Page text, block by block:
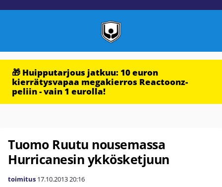
🎁 Huipputarjous jatkuu: 10 euron
kierrätysvapaa megakierros Reactoonz-
peliin - vain 1 eurolla!
Tuomo Ruutu nousemassa
Hurricanesin ykkösketjuun
toimitus 17.10.201320:16